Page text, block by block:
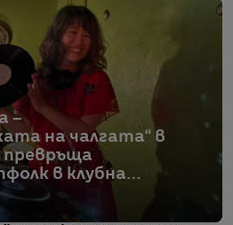
–
на чалгата“ в
превръща
в клубна